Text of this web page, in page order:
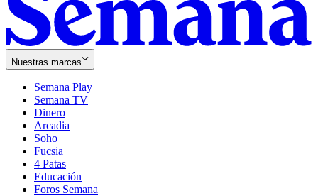
Nuestras marcas
Semana Play
Semana TV
Dinero
Arcadia
Soho
in
new
window
Fucsia
in
new
window
4 Patas
Educación
Foros Semana